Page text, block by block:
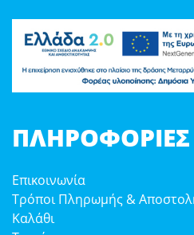
ΠΛΗΡΟΦΟΡΊΕΣ
Επικοινωνία
Τρόποι Πληρωμής &
Καλάθι